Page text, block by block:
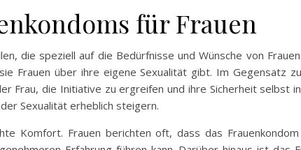
für Frauen
die speziell auf die Bedürfnisse und Wünsche von
Frauen über ihre eigene Sexualität gibt. Im Gegensatz
Frau, die Initiative zu ergreifen und ihre Sicherheit selbst
Sexualität erheblich steigern.
Komfort. Frauen berichten oft, dass das